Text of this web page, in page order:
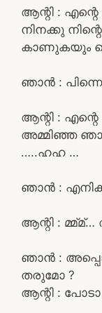
ആന്റി :
നിനക്കു
കാണുകയും
ഞാൻ :
ആന്റി : എന്റെ
അമ്മിഞ്ഞ
…..ഹഹ …
ഞാൻ :
ആന്റി :
ഞാൻ : അപ്പൊ
തരുമോ ?
ആന്റി :